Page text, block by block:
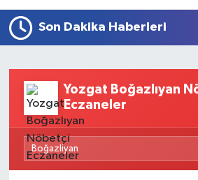
Son Dakika Haberleri
Yozgat Boğazlıyan
Eczaneler
EKONOMİ
TARIM
SPOR
Foto Galeri
SİYASET
SPOR
TFF 3.Lig 3.Grup Puan
Son Dakika Haberleri
Haber Arşivi